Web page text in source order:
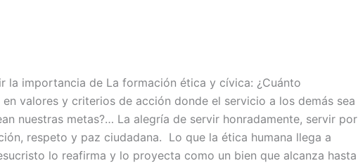
la importancia de La formación ética y cívica: ¿Cuánto
valores y criterios de acción donde el servicio a los demás sea
nuestras metas?… La alegría de servir honradamente, servir por
respeto y paz ciudadana. Lo que la ética humana llega a
lo reafirma y lo proyecta como un bien que alcanza hasta